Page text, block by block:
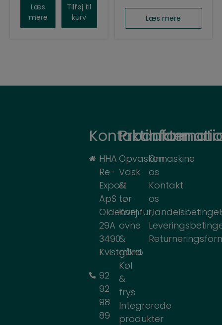
Læs
mere
Tilføj til
kurv
Læs mere
HHA
Re-
Export
ApS
Oldenvej
29A
3490
Kvistgård
92
92
98
89
Produkter
Opvaskemaskine
Vask
&
tør
Komfur,
ovne
&
mikro
Køl
&
frys
Integrerede
produkter
Om
os
Kontakt
os